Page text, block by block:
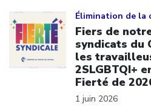
Élimination de la
Fiers de
syndicats du
les
2SLGBTQI+
Fierté de
1 juin 2026